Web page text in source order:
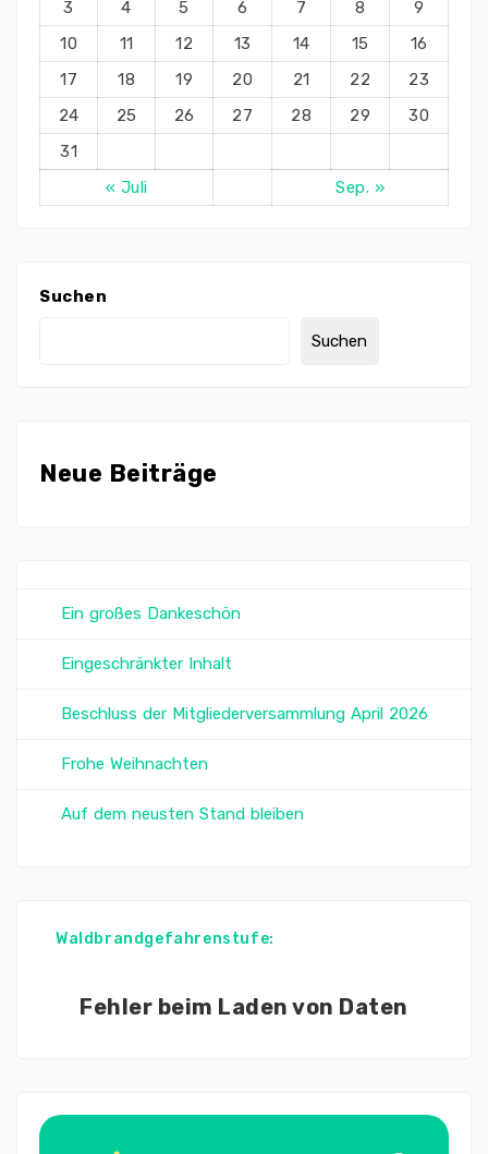
3
4 5 6 7 8
9
10
11 12 13 14 15
16
17
18 19 20 21 22
23
24
25 26 27 28 29
30
31
« Juli
Sep. »
Suchen
Suchen
Neue Beiträge
Ein großes Dankeschön
Eingeschränkter Inhalt
Beschluss der Mitgliederversammlung April 2026
Frohe Weihnachten
Auf dem neusten Stand bleiben
Waldbrandgefahrenstufe:
Fehler beim Laden von Daten